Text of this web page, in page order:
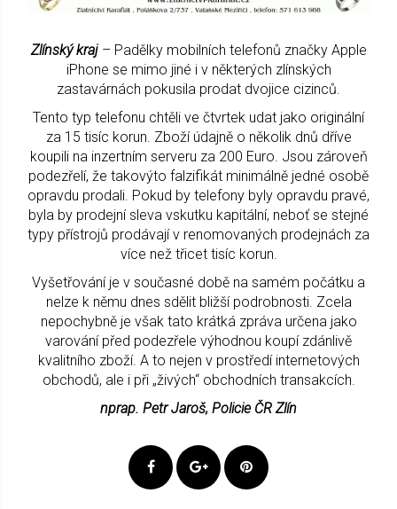
Zlínský kraj– Padělky mobilních telefonů značky Apple
iPhone se mimo jiné i v některých zlínských
zastavárnách pokusila prodat dvojice cizinců.
Tento typ telefonu chtěli ve čtvrtek udat jako originální
za 15 tisíc korun. Zboží údajně o několik dnů dříve
koupili na inzertním serveru za 200 Euro. Jsou zároveň
podezřelí, že takovýto falzifikát minimálně jedné osobě
opravdu prodali. Pokud by telefony byly opravdu pravé,
byla by prodejní sleva vskutku kapitální, neboť se stejné
typy přístrojů prodávají v renomovaných prodejnách za
více než třicet tisíc korun.
Vyšetřování je v současné době na samém počátku a
nelze k němu dnes sdělit bližší podrobnosti. Zcela
nepochybně je však tato krátká zpráva určena jako
varování před podezřele výhodnou koupí zdánlivě
kvalitního zboží. A to nejen v prostředí internetových
obchodů, ale i při „živých“ obchodních transakcích.
nprap. Petr Jaroš, Policie ČR Zlín